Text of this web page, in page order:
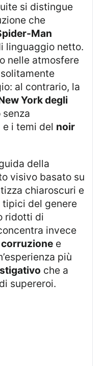
si distingue
che
Man
linguaggio netto.
nelle atmosfere
al contrario, la
York degli
e i temi del noir
della
visivo basato su
chiaroscuri e
del genere
ridotti di
invece
corruzione e
più
che a
supereroi.